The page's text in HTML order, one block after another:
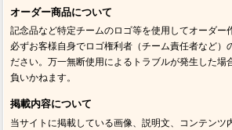
オーダー商品について
記念品など特定チームのロゴ等を使用してオーダー
必ずお客様自身でロゴ権利者（チーム責任者など）
ださい。万一無断使用によるトラブルが発生した場
負いかねます。
掲載内容について
当サイトに掲載している画像、説明文、コンテンツ